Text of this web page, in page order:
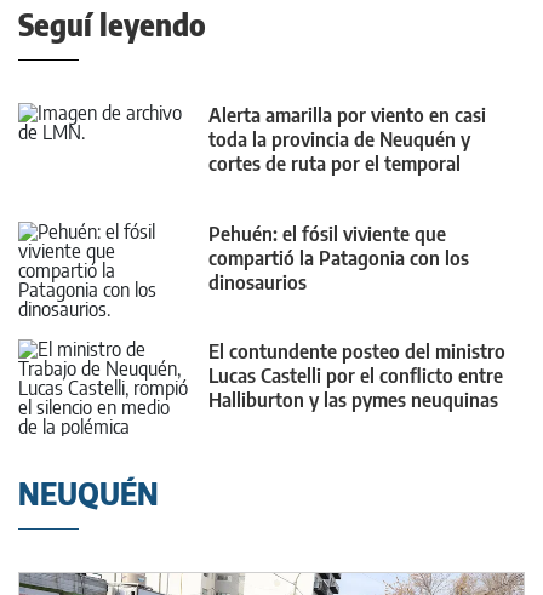
Seguí leyendo
Alerta amarilla por viento en casi
toda la provincia de Neuquén y
cortes de ruta por el temporal
Pehuén: el fósil viviente que
compartió la Patagonia con los
dinosaurios
El contundente posteo del ministro
Lucas Castelli por el conflicto entre
Halliburton y las pymes neuquinas
NEUQUÉN